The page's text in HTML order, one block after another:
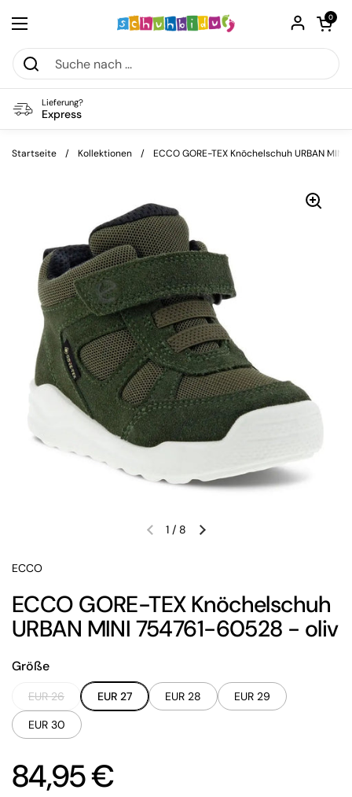
Menü öffnen
Warenkorb
0
Lieferung?
Express
Startseite / Kollektionen / ECCO GORE-TEX Knöchelschuh URBAN
Vorherige FolieNächste Folie
1 / 8
ECCO
ECCO GORE-TEX Knöchelschuh
URBAN MINI 754761-60528 - oliv
Größe
EUR 26 EUR 27 EUR 28
EUR 29
EUR 30
Preis:
84,95 €